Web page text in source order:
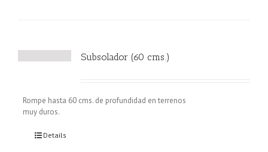
Subsolador (60 cms.)
Rompe hasta 60 cms. de profundidad en terrenos
muy duros.
Details